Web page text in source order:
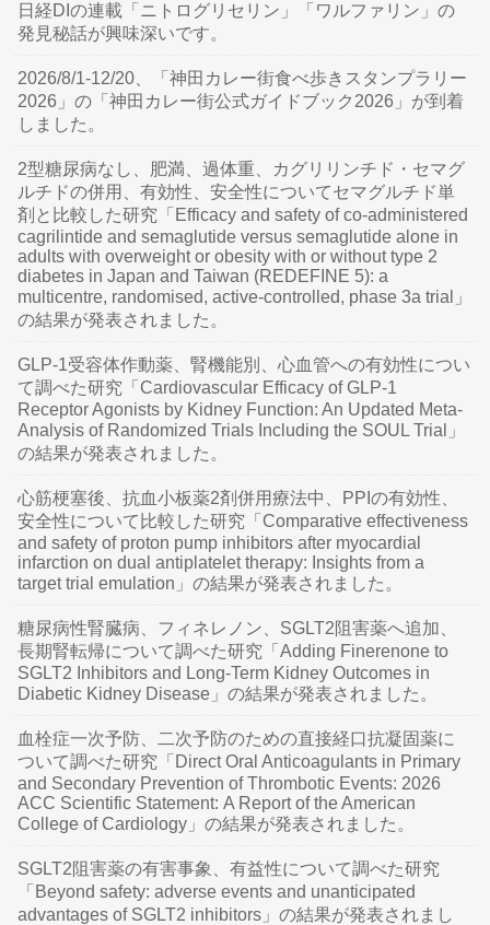
日経DIの連載「ニトログリセリン」「ワルファリン」の
発見秘話が興味深いです。
2026/8/1-12/20、「神田カレー街食べ歩きスタンプラリー
2026」の「神田カレー街公式ガイドブック2026」が到着
しました。
2型糖尿病なし、肥満、過体重、カグリリンチド・セマグ
ルチドの併用、有効性、安全性についてセマグルチド単
剤と比較した研究「Efficacy and safety of co-administered
cagrilintide and semaglutide versus semaglutide alone in
adults with overweight or obesity with or without type 2
diabetes in Japan and Taiwan (REDEFINE 5): a
multicentre, randomised, active-controlled, phase 3a trial」
の結果が発表されました。
GLP-1受容体作動薬、腎機能別、心血管への有効性につい
て調べた研究「Cardiovascular Efficacy of GLP-1
Receptor Agonists by Kidney Function: An Updated Meta-
Analysis of Randomized Trials Including the SOUL Trial」
の結果が発表されました。
心筋梗塞後、抗血小板薬2剤併用療法中、PPIの有効性、
安全性について比較した研究「Comparative effectiveness
and safety of proton pump inhibitors after myocardial
infarction on dual antiplatelet therapy: Insights from a
target trial emulation」の結果が発表されました。
糖尿病性腎臓病、フィネレノン、SGLT2阻害薬へ追加、
長期腎転帰について調べた研究「Adding Finerenone to
SGLT2 Inhibitors and Long-Term Kidney Outcomes in
Diabetic Kidney Disease」の結果が発表されました。
血栓症一次予防、二次予防のための直接経口抗凝固薬に
ついて調べた研究「Direct Oral Anticoagulants in Primary
and Secondary Prevention of Thrombotic Events: 2026
ACC Scientific Statement: A Report of the American
College of Cardiology」の結果が発表されました。
SGLT2阻害薬の有害事象、有益性について調べた研究
「Beyond safety: adverse events and unanticipated
advantages of SGLT2 inhibitors」の結果が発表されまし